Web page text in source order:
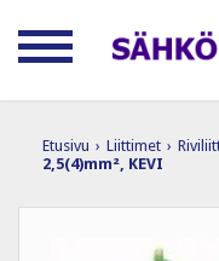
Etusivu › Liittimet ›
2,5(4)mm², KEVI